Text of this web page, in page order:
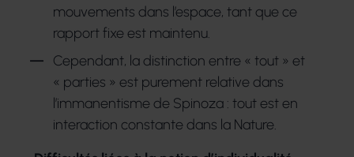
mouvements dans l’espace, tant que ce
rapport fixe est maintenu.
Cependant, la distinction entre « tout » et
« parties » est purement relative dans
l’immanentisme de Spinoza : tout est en
interaction constante dans la Nature.